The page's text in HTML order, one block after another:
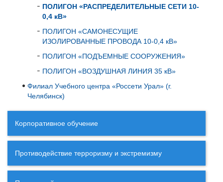
ПОЛИГОН «РАСПРЕДЕЛИТЕЛЬНЫЕ СЕТИ 10-
0,4 кВ»
ПОЛИГОН «САМОНЕСУЩИЕ
ИЗОЛИРОВАННЫЕ ПРОВОДА 10-0,4 кВ»
ПОЛИГОН «ПОДЪЕМНЫЕ СООРУЖЕНИЯ»
ПОЛИГОН «ВОЗДУШНАЯ ЛИНИЯ 35 кВ»
Филиал Учебного центра «Россети Урал» (г.
Челябинск)
Корпоративное обучение
Противодействие терроризму и экстремизму